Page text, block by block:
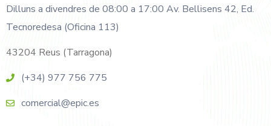
Dilluns a divendres de 08:00 a 17:00 Av. Bellisens 42, Ed.
Tecnoredesa (Oficina 113)
43204 Reus (Tarragona)
(+34) 977 756 775
comercial@epic.es